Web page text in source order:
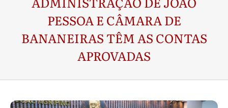
PESSOA E CÂMARA DE
BANANEIRAS TÊM AS CONTAS
APROVADAS